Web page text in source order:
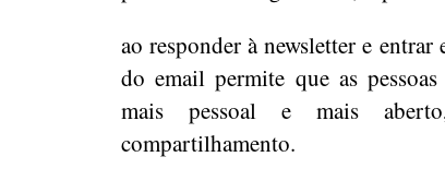
ao responder à newsletter e
do email permite que as
mais pessoal e mais
compartilhamento.